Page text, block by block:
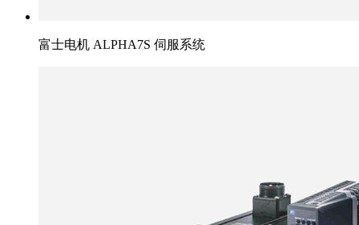
富士电机 ALPHA7S 伺服系统